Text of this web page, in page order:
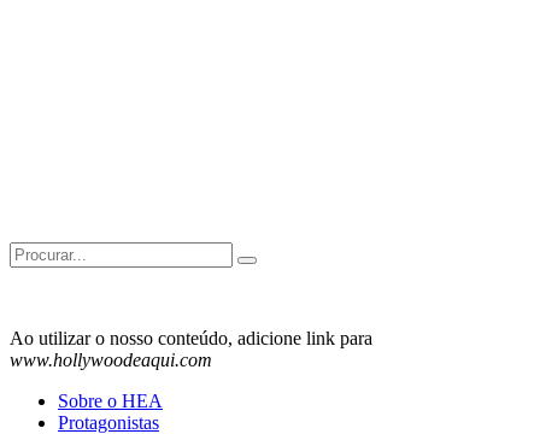
Search
for:
Ao utilizar o nosso conteúdo, adicione link para
www.hollywoodeaqui.com
Sobre o HEA
Protagonistas